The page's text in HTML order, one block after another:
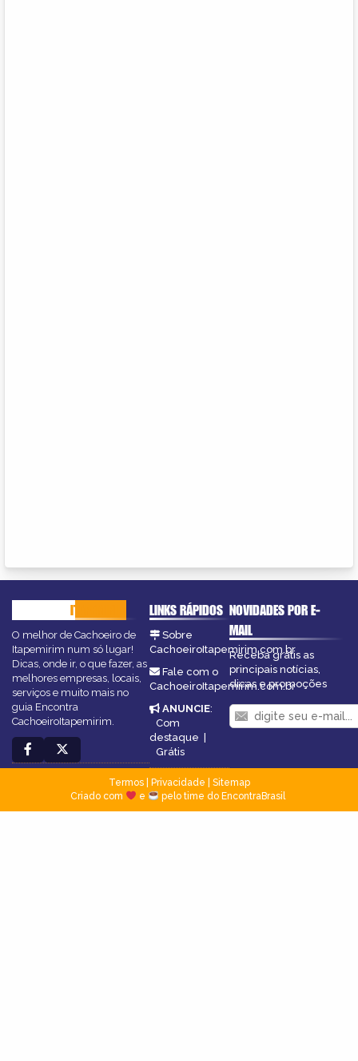
ITAPEMIRIM
O melhor de Cachoeiro de
Itapemirim num só lugar!
Dicas, onde ir, o que fazer, as
melhores empresas, locais,
serviços e muito mais no
guia Encontra
CachoeiroItapemirim.
LINKS RÁPIDOS
Sobre
CachoeiroItapemirim.com.br
Fale com o
CachoeiroItapemirim.com.br
ANUNCIE:
Com
destaque |
Grátis
NOVIDADES POR E-
MAIL
Receba grátis as
principais notícias,
dicas e promoções
Termos| Privacidade
Sitemap
Criado com
e pelo time do EncontraBrasil